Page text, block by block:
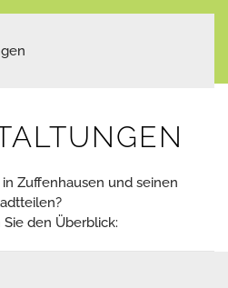
Zuffenhausen und seinen
den Überblick: